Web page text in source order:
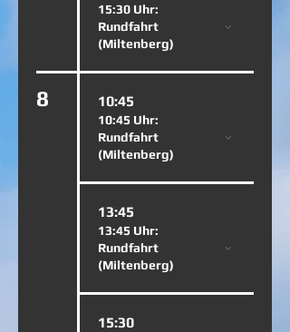
15:30 Uhr:
Rundfahrt
(Miltenberg)
8 10:45
10:45 Uhr:
Rundfahrt
(Miltenberg)
13:45
13:45 Uhr:
Rundfahrt
(Miltenberg)
15:30